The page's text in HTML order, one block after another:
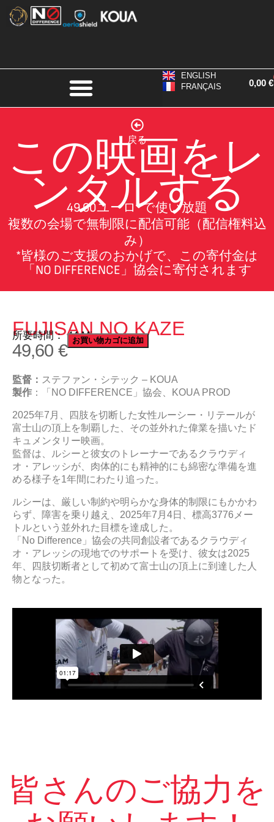
ENGLISH
FRANÇAIS
0,00€
戻る
この映画をレ
ンタルする
49.60ユーロ*で使い放題
複数の会場で無制限に配信可能（配信権料込
み）
*皆様のご支援のおかげで、この寄付金は
「NO DIFFERENCE」協会に寄付されます
FUJISAN NO KAZE
所要時間： 44 Min.
49,60 € お買い物カゴに追加
監督： ステファン・シテック – KOUA
製作 ：「NO DIFFERENCE」協会、KOUA PROD
2025年7月、四肢を切断した女性ルーシー・リテールが
富士山の頂上を制覇した、その並外れた偉業を描いたド
キュメンタリー映画。
監督は、ルシーと彼女のトレーナーであるクラウディ
オ・アレッシが、肉体的にも精神的にも綿密な準備を進
める様子を1年間にわたり追った。
ルシーは、厳しい制約や明らかな身体的制限にもかかわ
らず、障害を乗り越え、2025年7月4日、標高3776メー
トルという並外れた目標を達成した。
「No Difference」協会の共同創設者であるクラウディ
オ・アレッシの現地でのサポートを受け、彼女は2025
年、四肢切断者として初めて富士山の頂上に到達した人
物となった。
皆さんのご協力を